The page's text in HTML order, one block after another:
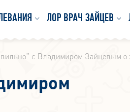
ЛОР ВРАЧ ЗАЙЦЕВ
с Владимиром Зайцевым о